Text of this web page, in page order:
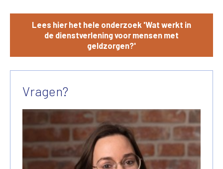
Lees hier het hele onderzoek 'Wat werkt in
de dienstverlening voor mensen met
geldzorgen?'
Vragen?